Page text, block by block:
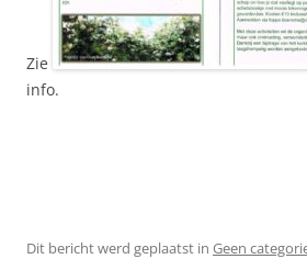
Zie
info.
Dit bericht werd geplaatst in Geen